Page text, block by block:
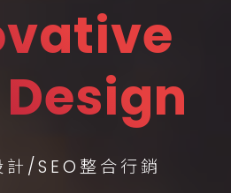
計/SEO整合行銷